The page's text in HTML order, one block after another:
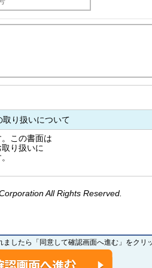
取り扱いについて
この書面は
り扱いに
する
り扱う
All Rights Reserved.
したら「同意して確認画面へ進む」をクリ